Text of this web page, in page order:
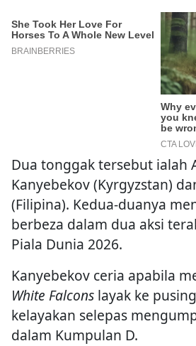
Dua tonggak tersebut ialah
Kanyebekov (Kyrgyzstan)
(Filipina). Kedua-duanya
berbeza dalam dua aksi
Piala Dunia 2026.
Kanyebekov ceria apabila
White Falcons layak ke
kelayakan selepas
dalam Kumpulan D.